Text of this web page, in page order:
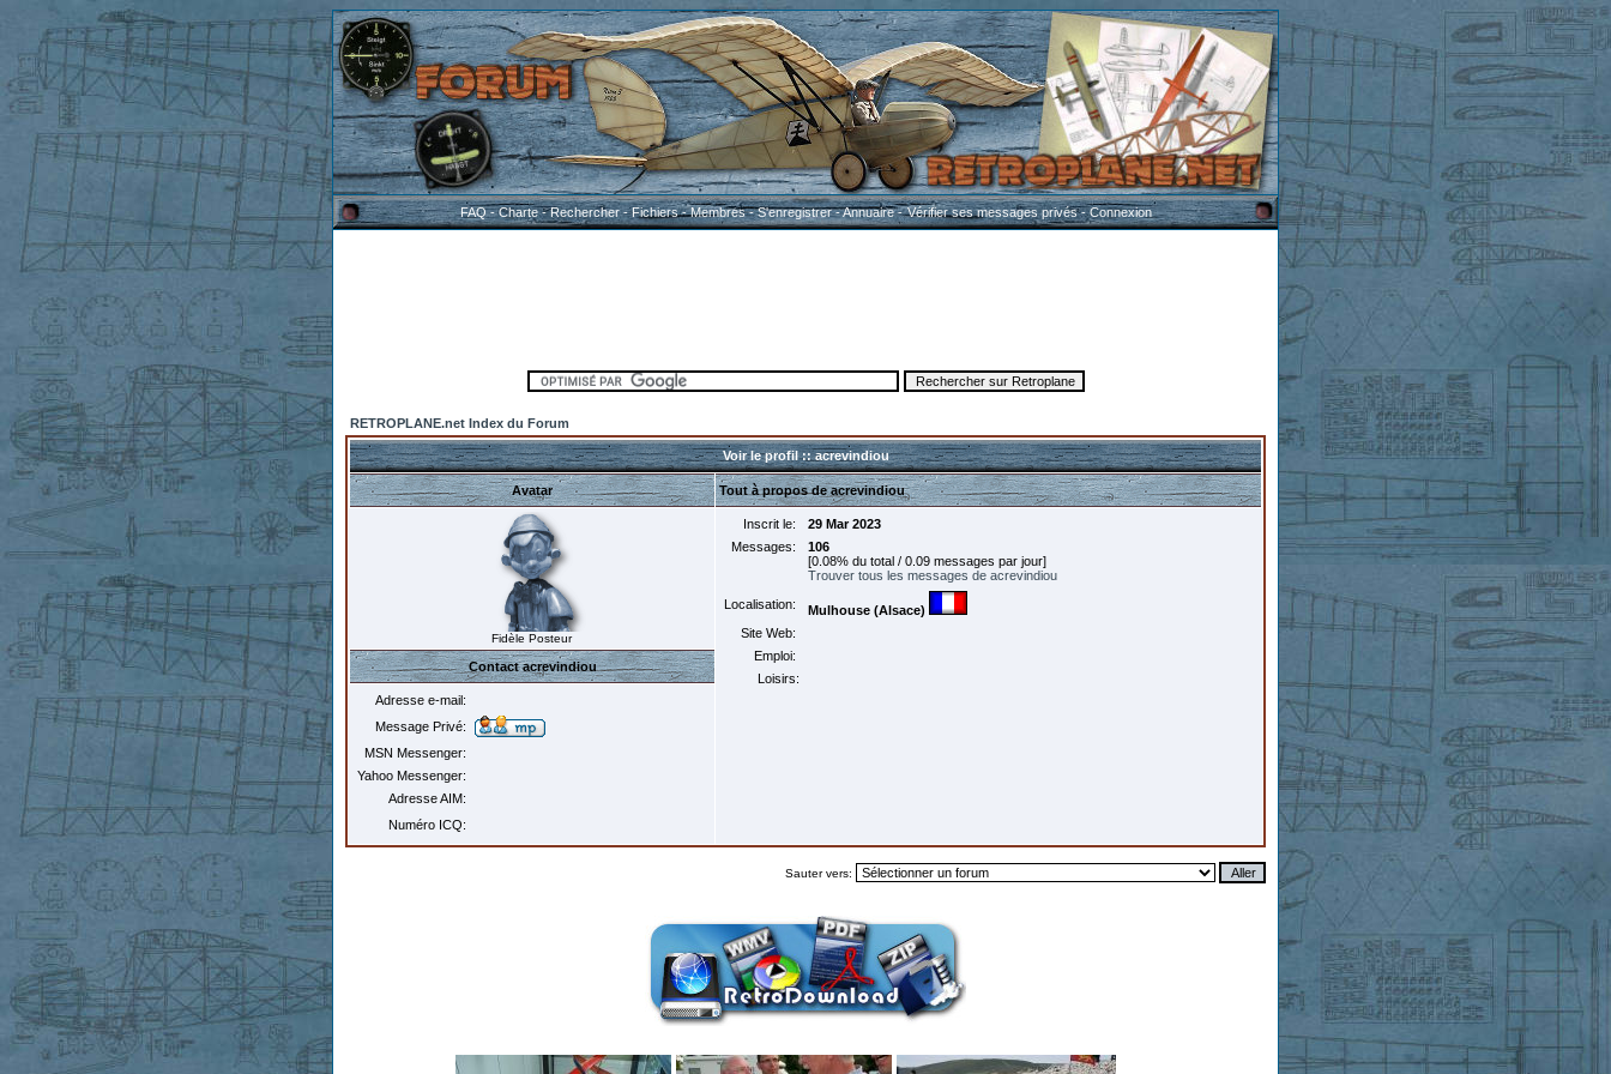
FAQ-Charte-Rechercher-Fichiers-Membres-S'enregistrer-Annuaire-Vérifier ses messages privés-Connexion
RETROPLANE.net Index du Forum
Voir le profil :: acrevindiou
Avatar Tout à propos de acrevindiou
Fidèle Posteur
Inscrit le:
29 Mar 2023
Messages:
106
[0.08% du total / 0.09 messages par jour]
Trouver tous les messages de acrevindiou
Localisation:
Mulhouse (Alsace)
Site Web:
Emploi:
Loisirs:
Contact acrevindiou
Adresse e-mail:
Message Privé:
MSN Messenger:
Yahoo Messenger:
Adresse AIM:
Numéro ICQ:
Sauter vers: